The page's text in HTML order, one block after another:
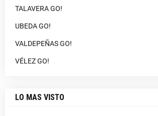
TALAVERA GO!
UBEDA GO!
VALDEPEÑAS GO!
VÉLEZ GO!
LO MAS VISTO